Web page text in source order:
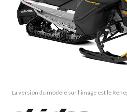
La version du modèle sur l'image est le